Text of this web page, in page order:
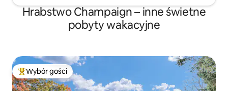
Hrabstwo Champaign – inne świetne
pobyty wakacyjne
Najpopularniejsze z kategorii Wybór gości
Wybór gości